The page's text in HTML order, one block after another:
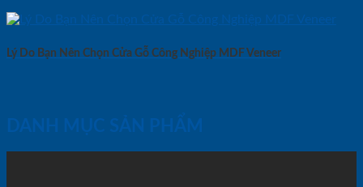
Lý Do Bạn Nên Chọn Cửa Gỗ Công Nghiệp MDF Veneer
DANH MỤC SẢN PHẨM